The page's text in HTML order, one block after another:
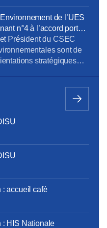
d’Orange France et
TV pour les Jeux
En décembre dernier,
du programme
de l’UES
n°4 à l’accord portant
de l’UES Orange _
Président du CSEC
sont de
stratégiques
du programme
une priorité
: accueil café
: HIS Nationale